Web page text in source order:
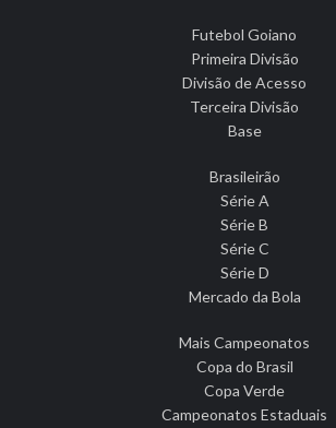
Futebol Goiano
Primeira Divisão
Divisão de Acesso
Terceira Divisão
Base
Brasileirão
Série A
Série B
Série C
Série D
Mercado da Bola
Mais Campeonatos
Copa do Brasil
Copa Verde
Campeonatos Estaduais